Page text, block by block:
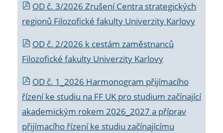
OD č. 3/2026 Zrušení Centra strategických
regionů Filozofické fakulty Univerzity Karlovy
OD č. 2/2026 k cestám zaměstnanců
Filozofické fakulty Univerzity Karlovy
OD č. 1_2026 Harmonogram přijímacího
řízení ke studiu na FF UK pro studium začínající
akademickým rokem 2026_2027 a příprav
přijímacího řízení ke studiu začínajícímu